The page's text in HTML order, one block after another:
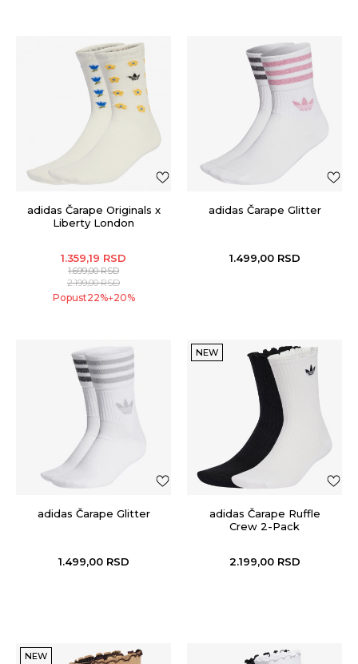
adidas Čarape Originals x
Liberty London
1.359,19 RSD
1.699,00RSD
2.199,00RSD
Popust22%+20%
adidas Čarape Glitter
1.499,00 RSD
adidas Čarape Glitter
1.499,00 RSD
NEW
adidas Čarape Ruffle
Crew 2-Pack
2.199,00 RSD
NEW